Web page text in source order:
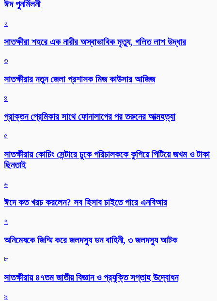
ঈদ পুনর্মিলনী
২
সাতক্ষীরা শহরে এক নারীর অস্বাভাবিক মৃত্যু, গলিত লাশ উদ্ধার
৩
সাতক্ষীরার নতুন জেলা প্রশাসক মিজ কাউসার আজিজ
৪
প্রাক্তন প্রেমিকার সাথে ফোনালাপের পর তরুনের আত্মহত্যা
৫
সাতক্ষীরায় কোচিং সেন্টারে ঢুকে পরিচালককে কুপিয়ে পিটিয়ে জখম ও টাকা
ছিনতাই
৬
ঈদে কত খরচ করলেন? সব হিসাব চাইতে পারে এনবিআর
৭
অনিমেষকে জিম্মি করে জলদস্যু ডন বাহিনী, ৩ জলদস্যু আটক
৮
সাতক্ষীরায় ৪৭তম জাতীয় বিজ্ঞান ও প্রযুক্তি সপ্তাহ উদ্বোধন
৯